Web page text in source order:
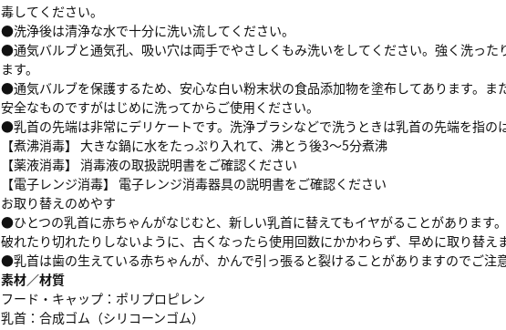
毒してください。
●洗浄後は清浄な水で十分に洗い流してください。
●通気バルブと通気孔、吸い穴は両手でやさしくもみ洗いをしてください。強く洗った
ます。
●通気バルブを保護するため、安心な白い粉末状の食品添加物を塗布してあります。ま
安全なものですがはじめに洗ってからご使用ください。
●乳首の先端は非常にデリケートです。洗浄ブラシなどで洗うときは乳首の先端を指の
【煮沸消毒】 大きな鍋に水をたっぷり入れて、沸とう後3～5分煮沸
【薬液消毒】 消毒液の取扱説明書をご確認ください
【電子レンジ消毒】 電子レンジ消毒器具の説明書をご確認ください
お取り替えのめやす
●ひとつの乳首に赤ちゃんがなじむと、新しい乳首に替えてもイヤがることがあります
破れたり切れたりしないように、古くなったら使用回数にかかわらず、早めに取り替え
●乳首は歯の生えている赤ちゃんが、かんで引っ張ると裂けることがありますのでご注
素材／材質
フード・キャップ：ポリプロピレン
乳首：合成ゴム（シリコーンゴム）